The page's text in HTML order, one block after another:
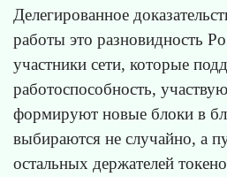
Делегированное
работы это разновидность
участники сети, которые
работоспособность,
формируют новые блоки в
выбираются не случайно, а
остальных держателей